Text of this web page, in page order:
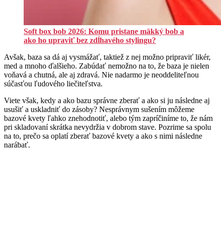
Soft box bob 2026: Komu pristane mäkký bob a
ako ho upraviť bez zdĺhavého stylingu?
Avšak, baza sa dá aj vysmážať, taktiež z nej možno pripraviť likér,
med a mnoho ďalšieho. Zabúdať nemožno na to, že baza je nielen
voňavá a chutná, ale aj zdravá. Nie nadarmo je neoddeliteľnou
súčasťou ľudového liečiteľstva.
Viete však, kedy a ako bazu správne zberať a ako si ju následne aj
usušiť a uskladniť do zásoby? Nesprávnym sušením môžeme
bazové kvety ľahko znehodnotiť, alebo tým zapríčiníme to, že nám
pri skladovaní skrátka nevydržia v dobrom stave. Pozrime sa spolu
na to, prečo sa oplatí zberať bazové kvety a ako s nimi následne
narábať.